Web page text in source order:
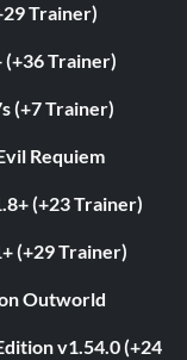
Trainer)
(+36 Trainer)
(+7 Trainer)
Requiem
(+23 Trainer)
(+29 Trainer)
Outworld
v1.54.0 (+24